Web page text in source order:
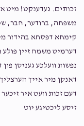
זכותים. געדענקט! מיט
משפחה, ברודער, חבר,
קימחא דפסחא בהידור
דערמיט משמח זיין פולע
נפשות וועלכע געניסן
דאנקן מיר אייך
דעם זכות וועט איר
זיסע ליכטיגע יוט